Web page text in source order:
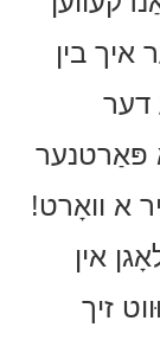
איך בין
דער
פּאַרטנער
א וואָרט!
אין
זיך